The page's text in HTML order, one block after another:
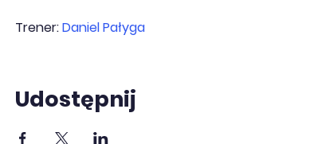
Trener: Daniel Pałyga
Udostępnij